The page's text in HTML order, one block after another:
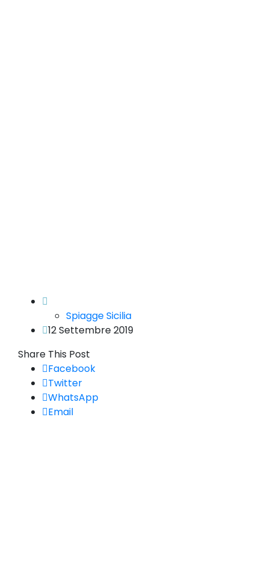
Spiagge Sicilia
12 Settembre 2019
Share This Post
Facebook
Twitter
WhatsApp
Email